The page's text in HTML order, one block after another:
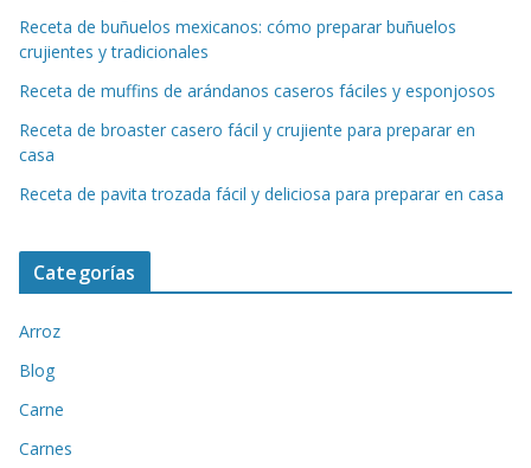
Receta de buñuelos mexicanos: cómo preparar buñuelos
crujientes y tradicionales
Receta de muffins de arándanos caseros fáciles y esponjosos
Receta de broaster casero fácil y crujiente para preparar en
casa
Receta de pavita trozada fácil y deliciosa para preparar en casa
Categorías
Arroz
Blog
Carne
Carnes